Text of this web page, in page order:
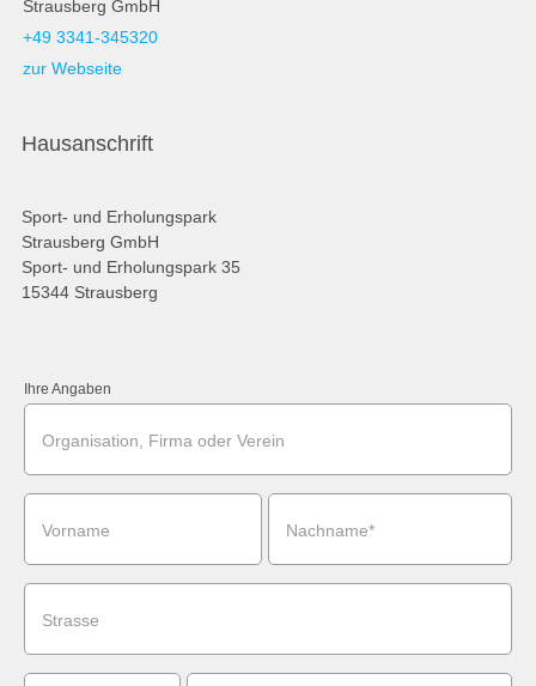
Strausberg GmbH
+49 3341-345320
zur Webseite
Hausanschrift
Sport- und Erholungspark
Strausberg GmbH
Sport- und Erholungspark 35
15344 Strausberg
Ihre Angaben
Organisation, Firma oder Verein
Vorname Nachname*
Strasse